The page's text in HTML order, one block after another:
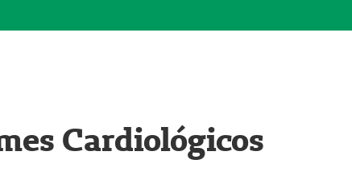
Cardiológicos